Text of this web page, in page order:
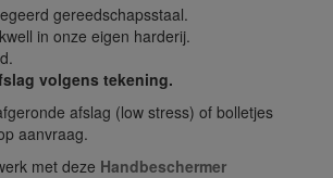
gereedschapsstaal.
in onze eigen harderij.
volgens tekening.
afslag (low stress) of bolletjes
aanvraag.
met deze Handbeschermer